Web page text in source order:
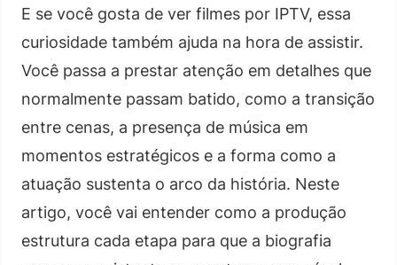
E se você gosta de ver filmes por IPTV, essa
curiosidade também ajuda na hora de assistir.
Você passa a prestar atenção em detalhes que
normalmente passam batido, como a transição
entre cenas, a presença de música em
momentos estratégicos e a forma como a
atuação sustenta o arco da história. Neste
artigo, você vai entender como a produção
estrutura cada etapa para que a biografia